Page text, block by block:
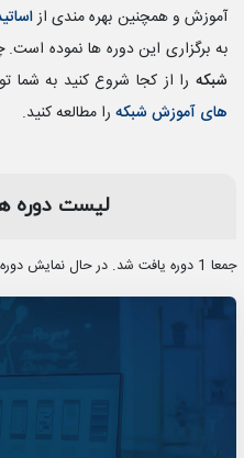
آموزش و همچنین بهره مندی از
به برگزاری این دوره ها نموده است.
شبکهرا از کجا شروع کنید به شما
های آموزش شبکه را مطالعه کنید.
لیست دوره‎ های
جمعا 1 دوره یافت شد. در حال نمایش دوره ی 1 تا 1